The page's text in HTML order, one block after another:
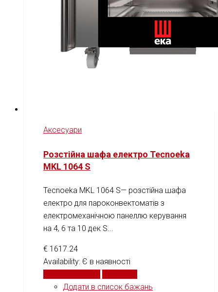
Аксесуари
Розстійна шафа електро Tecnoeka
MKL 1064 S
Tecnoeka MKL 1064 S— розстійна шафа
електро для пароконвектоматів з
електромеханічною панеллю керування
на 4, 6 та 10 дек S...
€ 1617.24
Availability: Є в наявності
Додати в список бажань